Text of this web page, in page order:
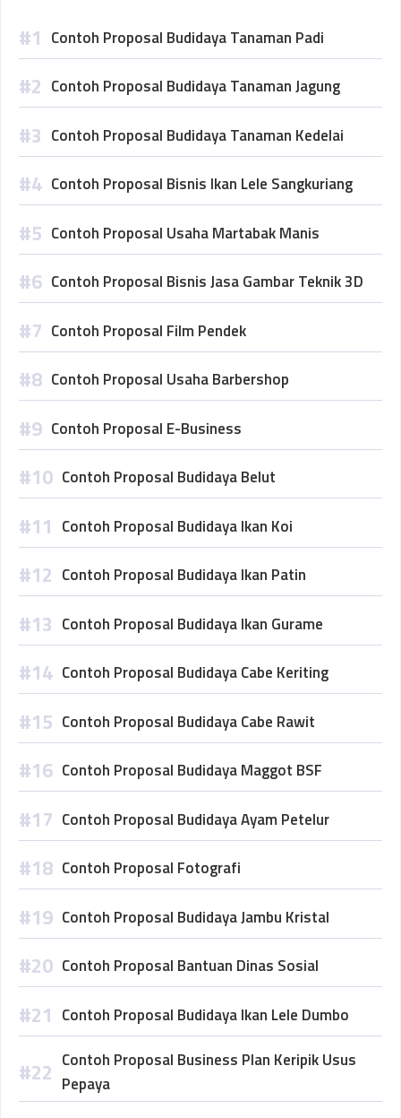
Contoh Proposal Budidaya Tanaman Padi
Contoh Proposal Budidaya Tanaman Jagung
Contoh Proposal Budidaya Tanaman Kedelai
Contoh Proposal Bisnis Ikan Lele Sangkuriang
Contoh Proposal Usaha Martabak Manis
Contoh Proposal Bisnis Jasa Gambar Teknik 3D
Contoh Proposal Film Pendek
Contoh Proposal Usaha Barbershop
Contoh Proposal E-Business
Contoh Proposal Budidaya Belut
Contoh Proposal Budidaya Ikan Koi
Contoh Proposal Budidaya Ikan Patin
Contoh Proposal Budidaya Ikan Gurame
Contoh Proposal Budidaya Cabe Keriting
Contoh Proposal Budidaya Cabe Rawit
Contoh Proposal Budidaya Maggot BSF
Contoh Proposal Budidaya Ayam Petelur
Contoh Proposal Fotografi
Contoh Proposal Budidaya Jambu Kristal
Contoh Proposal Bantuan Dinas Sosial
Contoh Proposal Budidaya Ikan Lele Dumbo
Contoh Proposal Business Plan Keripik Usus
Pepaya